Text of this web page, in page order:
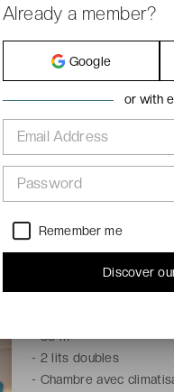
Caribe - Adults Only
veulent vivre
-33 m²
- 2 lits doubles
- Chambre avec
Already a member?
Google
or with
Email Address
Password
Remember me
Discover